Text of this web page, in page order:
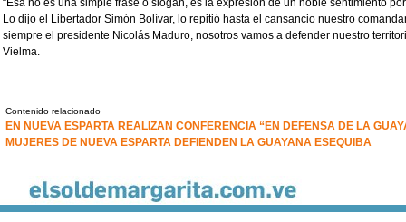
“Esa no es una simple frase o slogan, es la expresión de un noble sentimiento
Lo dijo el Libertador Simón Bolívar, lo repitió hasta el cansancio nuestro
siempre el presidente Nicolás Maduro, nosotros vamos a defender nuestro
Vielma.
Contenido relacionado
EN NUEVA ESPARTA REALIZAN CONFERENCIA “EN DEFENSA DE LA
MUJERES DE NUEVA ESPARTA DEFIENDEN LA GUAYANA ESEQUIBA